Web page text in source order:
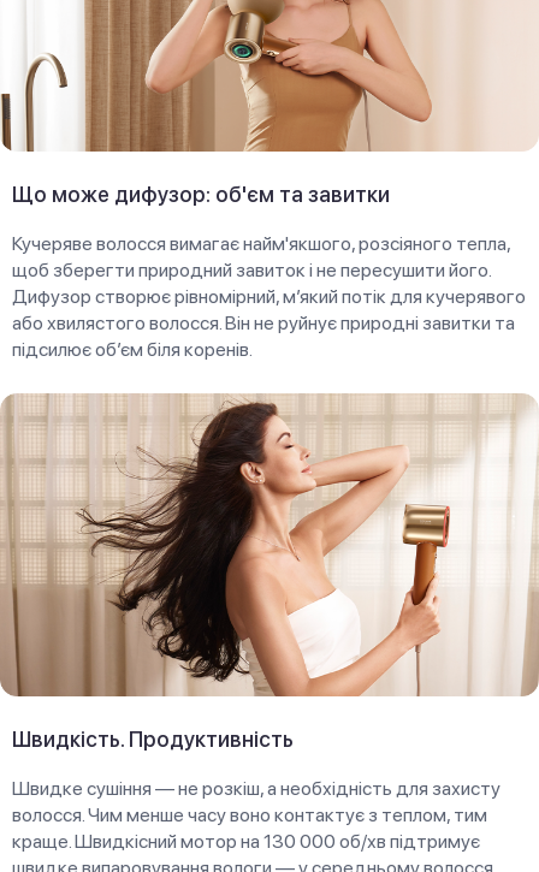
Що може дифузор: об'єм та завитки
Кучеряве волосся вимагає найм'якшого, розсіяного тепла,
щоб зберегти природний завиток і не пересушити його.
Дифузор створює рівномірний, м’який потік для кучерявого
або хвилястого волосся. Він не руйнує природні завитки та
підсилює об’єм біля коренів.
Швидкість. Продуктивність
Швидке сушіння — не розкіш, а необхідність для захисту
волосся. Чим менше часу воно контактує з теплом, тим
краще. Швидкісний мотор на 130 000 об/хв підтримує